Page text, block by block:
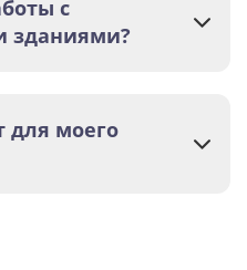
с
зданиями?
для моего